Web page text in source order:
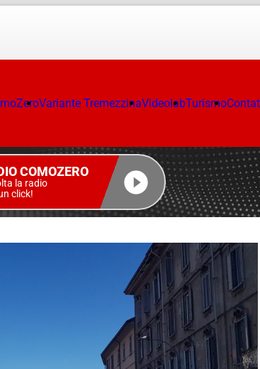
Variante TremezzinaVideolabTurismo
COMOZERO
la radio
click!